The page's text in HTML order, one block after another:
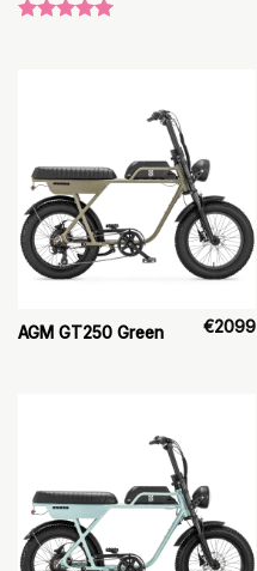
AGM GT250 Green €2099